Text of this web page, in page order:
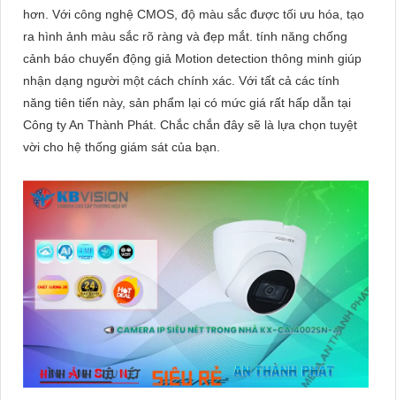
hơn. Với công nghệ CMOS, độ màu sắc được tối ưu hóa, tạo
ra hình ảnh màu sắc rõ ràng và đẹp mắt. tính năng chống
cảnh báo chuyển động giả Motion detection thông minh giúp
nhận dạng người một cách chính xác. Với tất cả các tính
năng tiên tiến này, sản phẩm lại có mức giá rất hấp dẫn tại
Công ty An Thành Phát. Chắc chắn đây sẽ là lựa chọn tuyệt
vời cho hệ thống giám sát của bạn.